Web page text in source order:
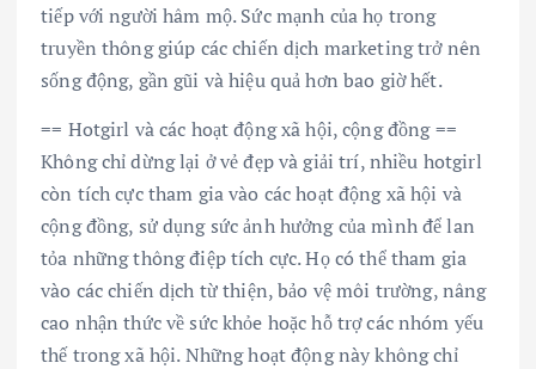
tiếp với người hâm mộ. Sức mạnh của họ trong
truyền thông giúp các chiến dịch marketing trở nên
sống động, gần gũi và hiệu quả hơn bao giờ hết.
== Hotgirl và các hoạt động xã hội, cộng đồng ==
Không chỉ dừng lại ở vẻ đẹp và giải trí, nhiều hotgirl
còn tích cực tham gia vào các hoạt động xã hội và
cộng đồng, sử dụng sức ảnh hưởng của mình để lan
tỏa những thông điệp tích cực. Họ có thể tham gia
vào các chiến dịch từ thiện, bảo vệ môi trường, nâng
cao nhận thức về sức khỏe hoặc hỗ trợ các nhóm yếu
thế trong xã hội. Những hoạt động này không chỉ